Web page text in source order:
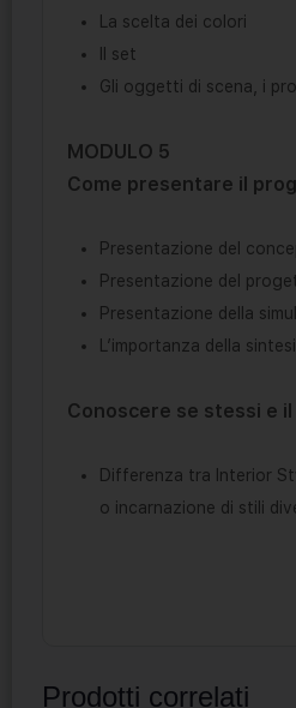
La scelta dei colori
Il set
Gli oggetti di scena, i
MODULO 5
Come presentare il
Presentazione del
Presentazione del
Presentazione della
L’importanza della
Conoscere se stessi e
Differenza tra Interior
o incarnazione di stili
Prodotti correlati